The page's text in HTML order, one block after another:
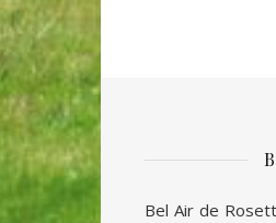
Bel Air de